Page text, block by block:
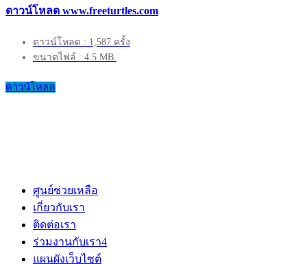
ดาวน์โหลด www.freeturtles.com
ดาวน์โหลด : 1,587 ครั้ง
ขนาดไฟล์ : 4.5 MB.
ดาวน์โหลด
ศูนย์ช่วยเหลือ
เกี่ยวกับเรา
ติดต่อเรา
ร่วมงานกับเรา4
แผนผังเว็บไซต์